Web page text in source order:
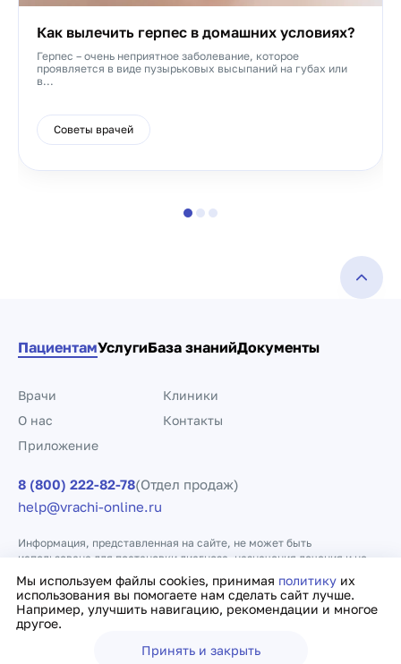
Как вылечить герпес в домашних условиях?
Герпес – очень неприятное заболевание, которое
проявляется в виде пузырьковых высыпаний на губах или
в...
Советы врачей
Мы используем файлы cookies, принимая политику их
использования вы помогаете нам сделать сайт лучше.
Например, улучшить навигацию, рекомендации и многое
другое.
Принять и закрыть
ПациентамУслугиБаза знанийДокументы
Врачи
Клиники
О нас
Контакты
Приложение
8 (800) 222-82-78(Отдел продаж)
help@vrachi-online.ru
Информация, представленная на сайте, не может быть
использована для постановки диагноза, назначения лечения и не
заменяет прием врача.
Политика конфиденциальности Договор оферты